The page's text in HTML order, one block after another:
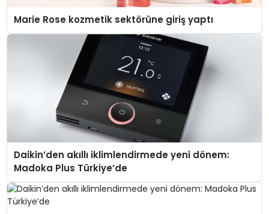
Marie Rose kozmetik sektörüne giriş yaptı
Daikin’den akıllı iklimlendirmede yeni dönem:
Madoka Plus Türkiye’de